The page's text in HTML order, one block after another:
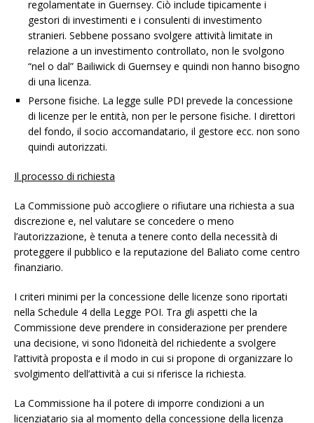
regolamentate in Guernsey. Ciò include tipicamente i
gestori di investimenti e i consulenti di investimento
stranieri. Sebbene possano svolgere attività limitate in
relazione a un investimento controllato, non le svolgono
“nel o dal” Bailiwick di Guernsey e quindi non hanno bisogno
di una licenza.
Persone fisiche. La legge sulle PDI prevede la concessione
di licenze per le entità, non per le persone fisiche. I direttori
del fondo, il socio accomandatario, il gestore ecc. non sono
quindi autorizzati.
Il processo di richiesta
La Commissione può accogliere o rifiutare una richiesta a sua
discrezione e, nel valutare se concedere o meno
l’autorizzazione, è tenuta a tenere conto della necessità di
proteggere il pubblico e la reputazione del Baliato come centro
finanziario.
I criteri minimi per la concessione delle licenze sono riportati
nella Schedule 4 della Legge POI. Tra gli aspetti che la
Commissione deve prendere in considerazione per prendere
una decisione, vi sono l’idoneità del richiedente a svolgere
l’attività proposta e il modo in cui si propone di organizzare lo
svolgimento dell’attività a cui si riferisce la richiesta.
La Commissione ha il potere di imporre condizioni a un
licenziatario sia al momento della concessione della licenza